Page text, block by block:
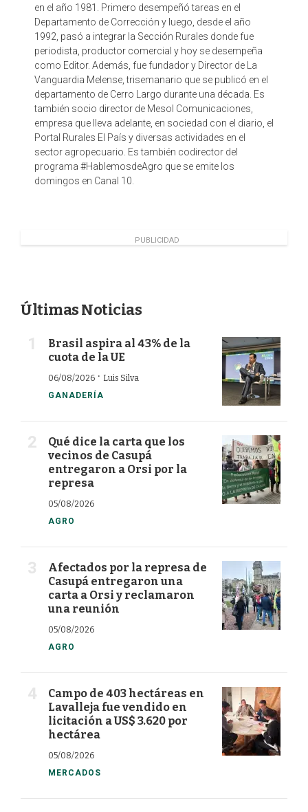
en el año 1981. Primero desempeñó tareas en el
Departamento de Corrección y luego, desde el año
1992, pasó a integrar la Sección Rurales donde fue
periodista, productor comercial y hoy se desempeña
como Editor. Además, fue fundador y Director de La
Vanguardia Melense, trisemanario que se publicó en el
departamento de Cerro Largo durante una década. Es
también socio director de Mesol Comunicaciones,
empresa que lleva adelante, en sociedad con el diario, el
Portal Rurales El País y diversas actividades en el
sector agropecuario. Es también codirector del
programa #HablemosdeAgro que se emite los
domingos en Canal 10.
PUBLICIDAD
Últimas Noticias
Brasil aspira al 43% de la
cuota de la UE
06/08/2026 · Luis Silva
GANADERÍA
Qué dice la carta que los
vecinos de Casupá
entregaron a Orsi por la
represa
05/08/2026
AGRO
Afectados por la represa de
Casupá entregaron una
carta a Orsi y reclamaron
una reunión
05/08/2026
AGRO
Campo de 403 hectáreas en
Lavalleja fue vendido en
licitación a US$ 3.620 por
hectárea
05/08/2026
MERCADOS